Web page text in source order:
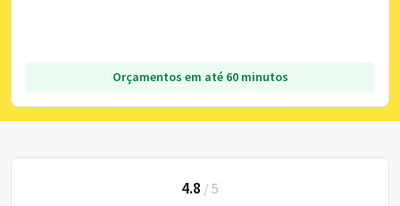
Orçamentos em até 60 minutos
4.8 / 5